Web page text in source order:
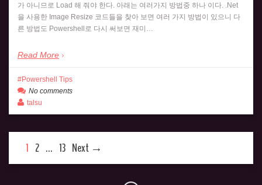
가 아니므로 Load 해 줘야 한다. 아래는 여러가지 방법중 하나 이다. .Net
을 사용한 Image Resize 코드들을 찾아 보면 여러 가지 방법이 있으니 다
른 방법도 Powershell로 다시 써보면 재미…
Read More
Powershell Tips
No comments
talsu
1 2 … 13 Next →